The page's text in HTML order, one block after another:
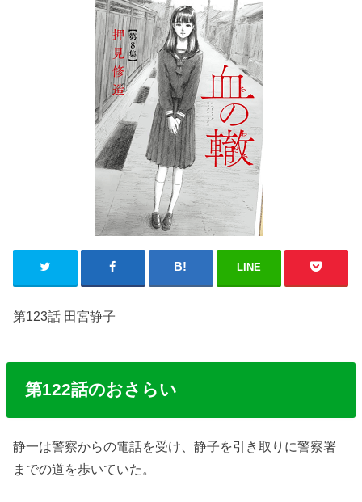
LINE
第123話 田宮静子
第122話のおさらい
静一は警察からの電話を受け、静子を引き取りに警察署
までの道を歩いていた。